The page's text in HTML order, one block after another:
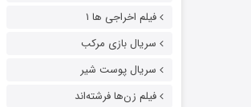
فیلم اخراجی ها ۱
سریال بازی مرکب
سریال پوست شیر
فیلم زن‌ها فرشته‌اند